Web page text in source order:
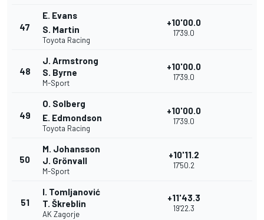
47
E. Evans
S. Martin
Toyota Racing
+10'00.0
17'39.0
48
J. Armstrong
S. Byrne
M-Sport
+10'00.0
17'39.0
49
O. Solberg
E. Edmondson
Toyota Racing
+10'00.0
17'39.0
50
M. Johansson
J. Grönvall
M-Sport
+10'11.2
17'50.2
51
I. Tomljanović
T. Škreblin
AK Zagorje
+11'43.3
19'22.3